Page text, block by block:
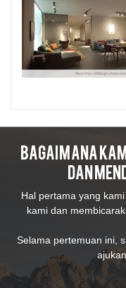
Bagaimana
Dan
Hal pertama yang
kami dan
Selama pertemuan ini,